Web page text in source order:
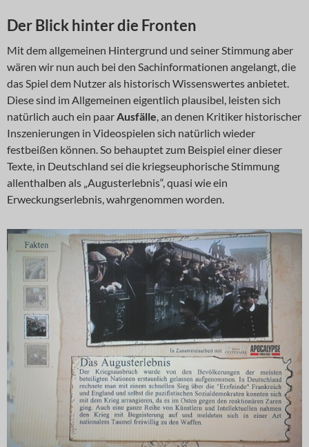
Der Blick hinter die Fronten
Mit dem allgemeinen Hintergrund und seiner Stimmung aber
wären wir nun auch bei den Sachinformationen angelangt, die
das Spiel dem Nutzer als historisch Wissenswertes anbietet.
Diese sind im Allgemeinen eigentlich plausibel, leisten sich
natürlich auch ein paarAusfälle, an denen Kritiker historischer
Inszenierungen in Videospielen sich natürlich wieder
festbeißen können. So behauptet zum Beispiel einer dieser
Texte, in Deutschland sei die kriegseuphorische Stimmung
allenthalben als „Augusterlebnis“, quasi wie ein
Erweckungserlebnis, wahrgenommen worden.